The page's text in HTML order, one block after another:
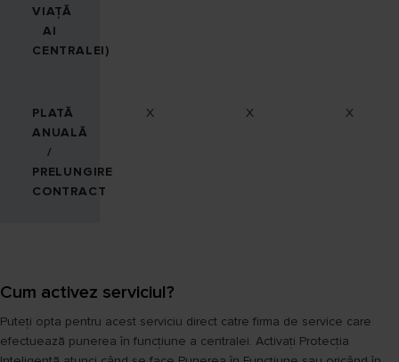
VIAȚĂ
AI
CENTRALEI)
PLATĂ
ANUALĂ
/
PRELUNGIRE
CONTRACT
X X X
Cum activez serviciul?
Puteți opta pentru acest serviciu direct catre firma de service care
efectuează punerea în funcțiune a centralei. Activați Protecția